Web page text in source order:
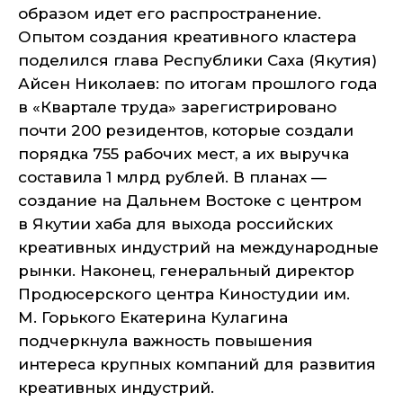
образом идет его распространение.
Опытом создания креативного кластера
поделился глава Республики Саха (Якутия)
Айсен Николаев: по итогам прошлого года
в «Квартале труда» зарегистрировано
почти 200 резидентов, которые создали
порядка 755 рабочих мест, а их выручка
составила 1 млрд рублей. В планах —
создание на Дальнем Востоке с центром
в Якутии хаба для выхода российских
креативных индустрий на международные
рынки. Наконец, генеральный директор
Продюсерского центра Киностудии им.
М. Горького Екатерина Кулагина
подчеркнула важность повышения
интереса крупных компаний для развития
креативных индустрий.